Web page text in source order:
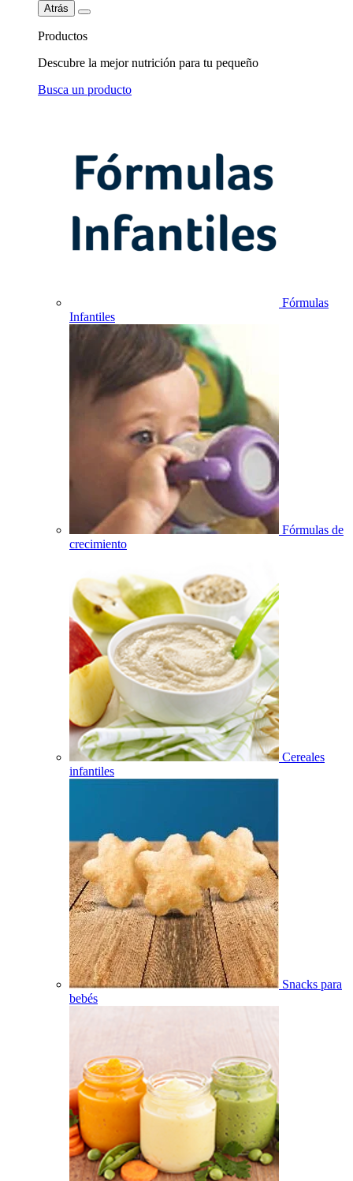
Atrás
Productos
Descubre la mejor nutrición para tu pequeño
Busca un producto
Fórmulas
Infantiles
Fórmulas de
crecimiento
Cereales
infantiles
Snacks para
bebés